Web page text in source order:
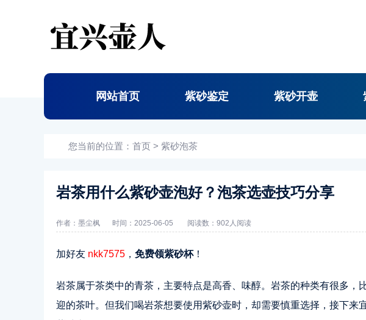
网站首页 紫砂鉴定 紫砂开壶
您当前的位置： 首页 > 紫砂泡茶
岩茶用什么紫砂壶泡好？泡茶选壶技巧分享
作者：墨尘枫 时间：2025-06-05 阅读数： 902人阅读
加好友 nkk7575 ， 免费领紫砂杯！
岩茶属于茶类中的青茶，主要特点是高香、味醇。岩茶的种类有很多，
迎的茶叶。但我们喝岩茶想要使用紫砂壶时，却需要慎重选择，接下来